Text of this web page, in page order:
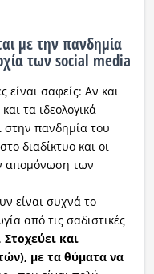
με την πανδημία
των social media
είναι σαφείς: Αν και
τα ιδεολογικά
στην πανδημία του
διαδίκτυο και οι
απομόνωση των
είναι συχνά το
από τις σαδιστικές
Στοχεύει και
με τα θύματα να